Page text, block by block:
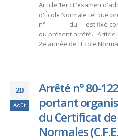
Article 1er : L'examen
d'École Normale tel que
n° du est fixé
du présent arrêté. Article
2e année de l'École
20
Août
Arrêté n° 80-
portant
du Certificat de
Normales